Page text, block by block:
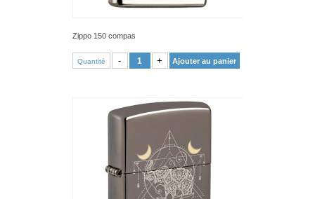
Zippo 150 compas
Quantité - + Ajouter au panier